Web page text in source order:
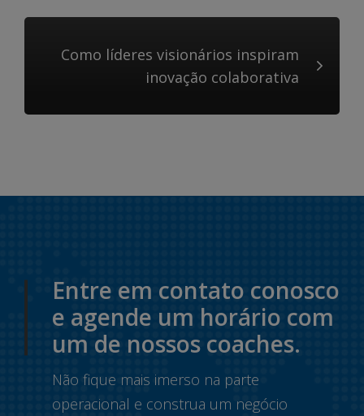
Como líderes visionários inspiram
inovação colaborativa
Entre em contato conosco
e agende um horário com
um de nossos coaches.
Não fique mais imerso na parte
operacional e construa um negócio